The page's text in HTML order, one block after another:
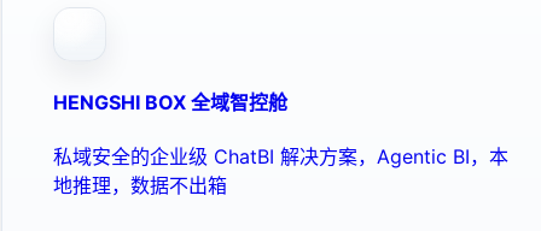
HENGSHI BOX 全域智控舱
私域安全的企业级 ChatBI 解决方案，Agentic BI，本
地推理，数据不出箱